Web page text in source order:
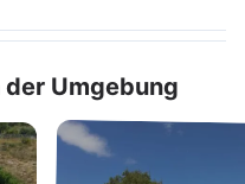
Umgebung